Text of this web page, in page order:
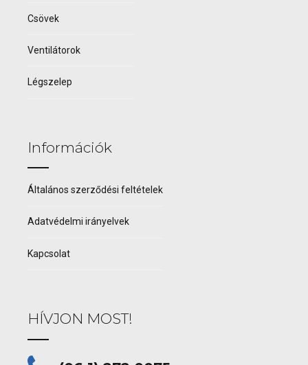
Csövek
Ventilátorok
Légszelep
Információk
Általános szerződési feltételek
Adatvédelmi irányelvek
Kapcsolat
HÍVJON MOST!